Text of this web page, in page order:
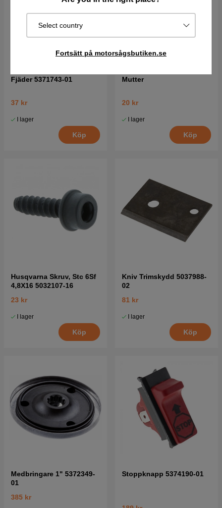
Select country
Fortsätt på motorsågsbutiken.se
Fjäder 5371743-01
37 kr
I lager
Köp
Mutter
20 kr
I lager
Köp
Husqvarna Skruv, Stc 6Sf
4,8X16 5032107-16
23 kr
I lager
Köp
Kniv Trimskydd 5037988-
02
81 kr
I lager
Köp
Medbringare 1" 5372349-
01
385 kr
Stoppknapp 5374190-01